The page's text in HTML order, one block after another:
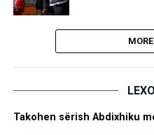
Takohen sërish Abdixhiku